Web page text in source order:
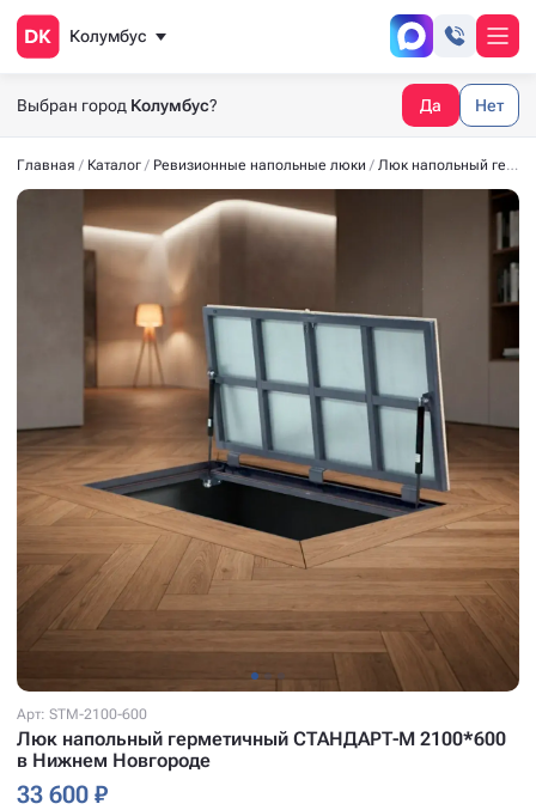
Колумбус
Выбран город Колумбус? Да Нет
Главная Каталог Ревизионные напольные люки Люк напольный герметичный СТАНДАРТ-М 2100*600
Арт: STM-2100-600
Люк напольный герметичный СТАНДАРТ-М 2100*600
в Нижнем Новгороде
33 600 ₽